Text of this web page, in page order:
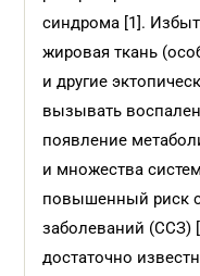
синдрома [1].
жировая ткань
и другие
вызывать
появление
и множества
повышенный риск
заболеваний (ССЗ)
достаточно